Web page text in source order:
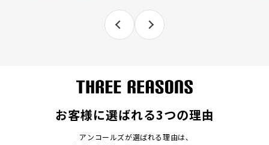
お客様に選ばれる3つの理由
アンコールズが選ばれる理由は､